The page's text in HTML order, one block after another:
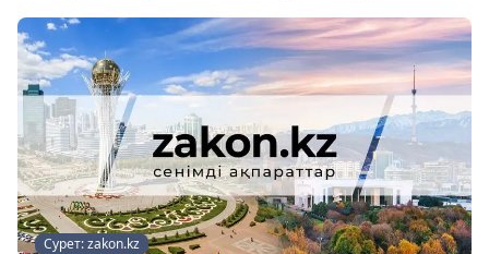
Сурет: zakon.kz